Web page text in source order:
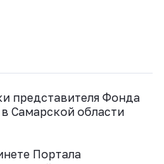
представителя Фонда
Самарской области
Портала